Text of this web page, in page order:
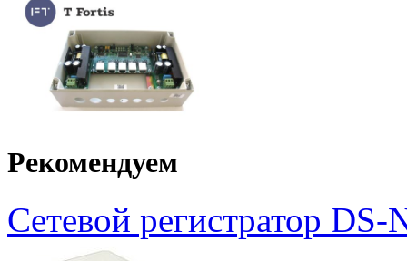
Рекомендуем
Сетевой регистратор DS-